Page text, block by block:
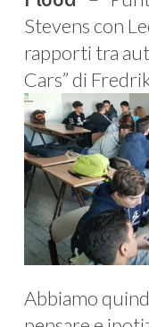
Stevens con
rapporti tra
Cars” di
Abbiamo